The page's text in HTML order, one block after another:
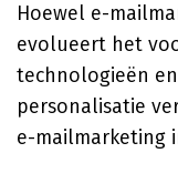
Hoewel e-
evolueert het
technologieën
personalisatie
e-mailmarketing